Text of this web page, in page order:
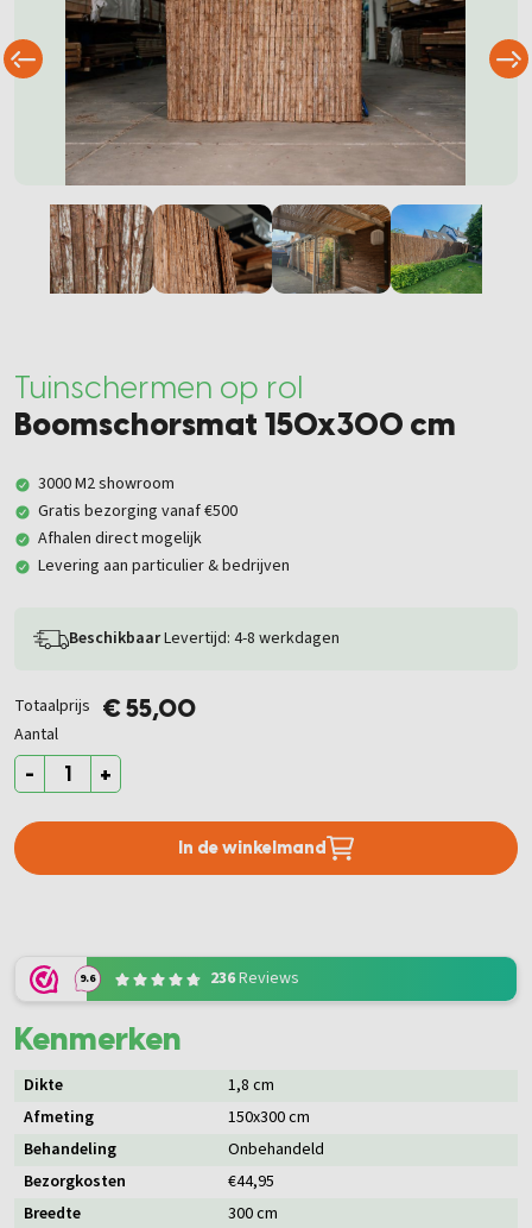
Tuinschermen op rol
Boomschorsmat 150x300 cm
3000 M2 showroom
Gratis bezorging vanaf €500
Afhalen direct mogelijk
Levering aan particulier & bedrijven
BeschikbaarLevertijd: 4-8 werkdagen
Totaalprijs € 55,00
Aantal
- +
In de winkelmand
9.6 236Reviews
Kenmerken
Dikte
1,8 cm
Afmeting
150x300 cm
Behandeling
Onbehandeld
Bezorgkosten
€44,95
Breedte
300 cm